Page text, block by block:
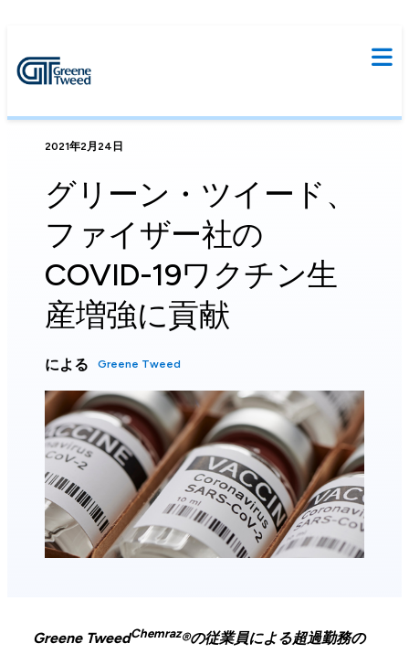
2021年2月24日
グリーン・ツイード、
ファイザー社の
COVID-19ワクチン生
産増強に貢献
による Greene Tweed
Greene TweedChemraz®の従業員による超過勤務の